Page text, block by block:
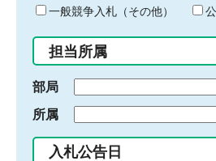
ド
入
力
一般競争入札（その他）
担当所属
部局
所属
入札公告日